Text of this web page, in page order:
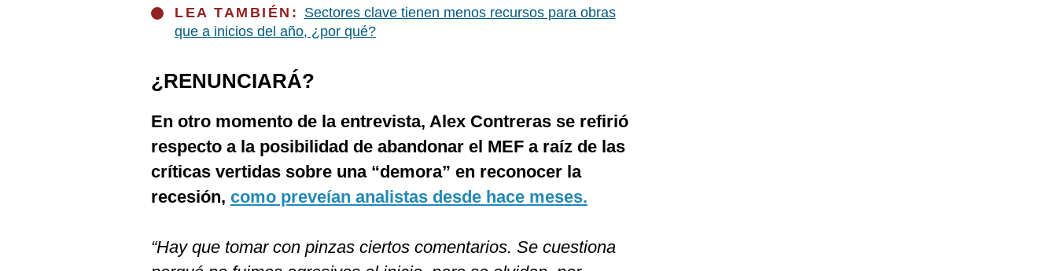
LEA TAMBIÉN: Sectores clave tienen menos recursos para obras
que a inicios del año, ¿por qué?
¿RENUNCIARÁ?
En otro momento de la entrevista, Alex Contreras se refirió
respecto a la posibilidad de abandonar el MEF a raíz de las
críticas vertidas sobre una “demora” en reconocer la
recesión, como preveían analistas desde hace meses.
“Hay que tomar con pinzas ciertos comentarios. Se cuestiona